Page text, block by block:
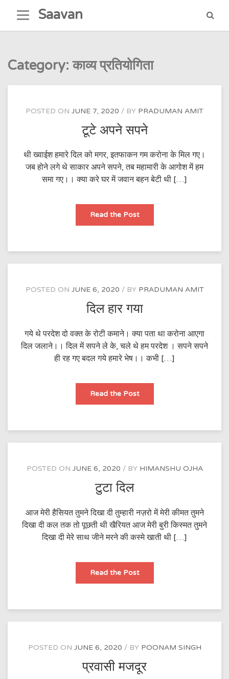
content
Saavan
Category:काव्य प्रतियोगिता
POSTED ON JUNE 7, 2020 BY PRADUMAN AMIT
टूटे अपने सपने
थी ख्वाईश हमारे दिल को मगर, इतफाकन गम करोना के मिल गए।
जब होने लगे थे साकार अपने सपने, तब महामारी के आगोश में हम
समा गए।। क्या करे घर में जवान बहन बेटी थी […]
Read the Postटूटे
सपने
POSTED ON JUNE 6, 2020 BY PRADUMAN AMIT
दिल हार गया
गये थे परदेश दो वक्त के रोटी कमाने। क्या पता था करोना आएगा
दिल जलाने।। दिल में सपने ले के, चले थे हम परदेश । सपने सपने
ही रह गए बदल गये हमारे भेष।। कभी […]
Read the Postदिल
गया
POSTED ON JUNE 6, 2020 BY HIMANSHU OJHA
टुटा दिल
आज मेरी हैसियत तुमने दिखा दी तुम्हारी नज़रो में मेरी कीमत तुमने
दिखा दी कल तक तो पूछती थी खैरियत आज मेरी बुरी किस्मत तुमने
दिखा दी मेरे साथ जीने मरने की कस्मे खाती थी […]
Read the Postटुटा
POSTED ON JUNE 6, 2020 BY POONAM SINGH
प्रवासी मजदूर